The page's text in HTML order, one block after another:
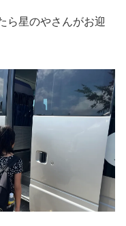
ら星のやさんがお迎